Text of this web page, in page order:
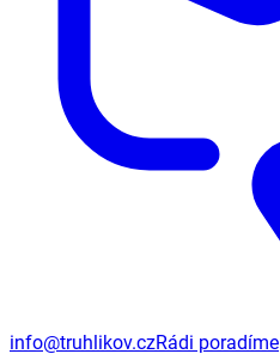
info@truhlikov.czRádi poradíme